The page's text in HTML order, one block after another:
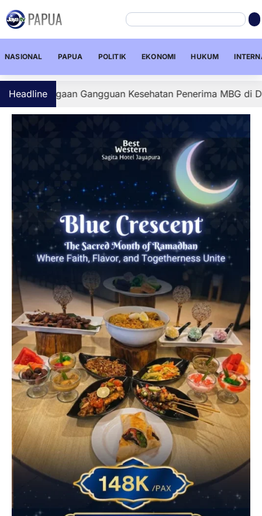
NASIONAL PAPUA POLITIK EKONOMI HUKUM
Headline
Gangguan Kesehatan Penerima MBG di Depapre,